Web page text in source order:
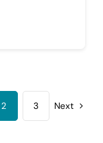
2 3 Next